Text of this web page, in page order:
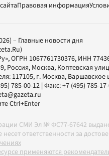
Правовая информация
– Главные новости дня
, ОГРН 1067761730376, ИНН
Россия, Москва, Коптевская
117105, г. Москва, Варшавское
785-00-12| Факс:+7 (495) 785-
Ctrl+Enter
СМИ Эл № ФС77-67642
несет ответственности за
применяются